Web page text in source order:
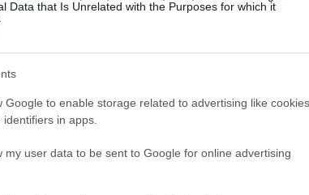
Data that Is Unrelated with the Purposes for which it
Google to enable storage related to advertising like
in apps.
my user data to be sent to Google for online advertising